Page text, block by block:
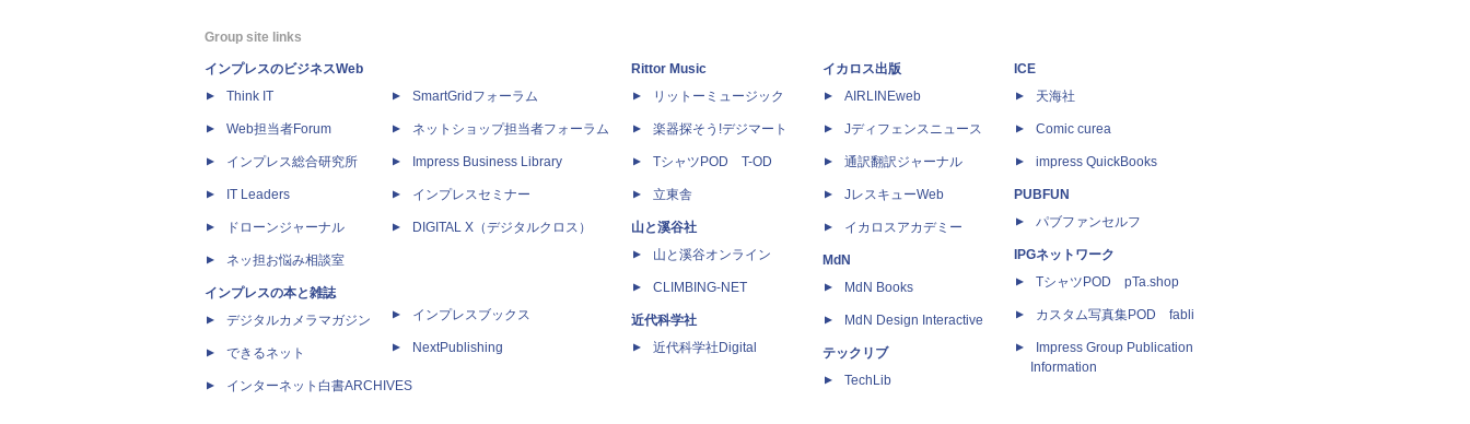
Group site links
インプレスのビジネスWeb
Think IT
Web担当者Forum
インプレス総合研究所
IT Leaders
ドローンジャーナル
ネッ担お悩み相談室
インプレスの本と雑誌
デジタルカメラマガジン
できるネット
インターネット白書ARCHIVES
SmartGridフォーラム
ネットショップ担当者フォーラム
Impress Business Library
インプレスセミナー
DIGITAL X（デジタルクロス）
インプレスブックス
NextPublishing
Rittor Music
リットーミュージック
楽器探そう!デジマート
TシャツPOD T-OD
立東舎
山と溪谷社
山と溪谷オンライン
CLIMBING-NET
近代科学社
近代科学社Digital
イカロス出版
AIRLINEweb
Jディフェンスニュース
通訳翻訳ジャーナル
JレスキューWeb
イカロスアカデミー
MdN
MdN Books
MdN Design Interactive
テックリブ
TechLib
ICE
天海社
Comic curea
impress QuickBooks
PUBFUN
パブファンセルフ
IPGネットワーク
TシャツPOD pTa.shop
カスタム写真集POD fabli
Impress Group Publication
Information